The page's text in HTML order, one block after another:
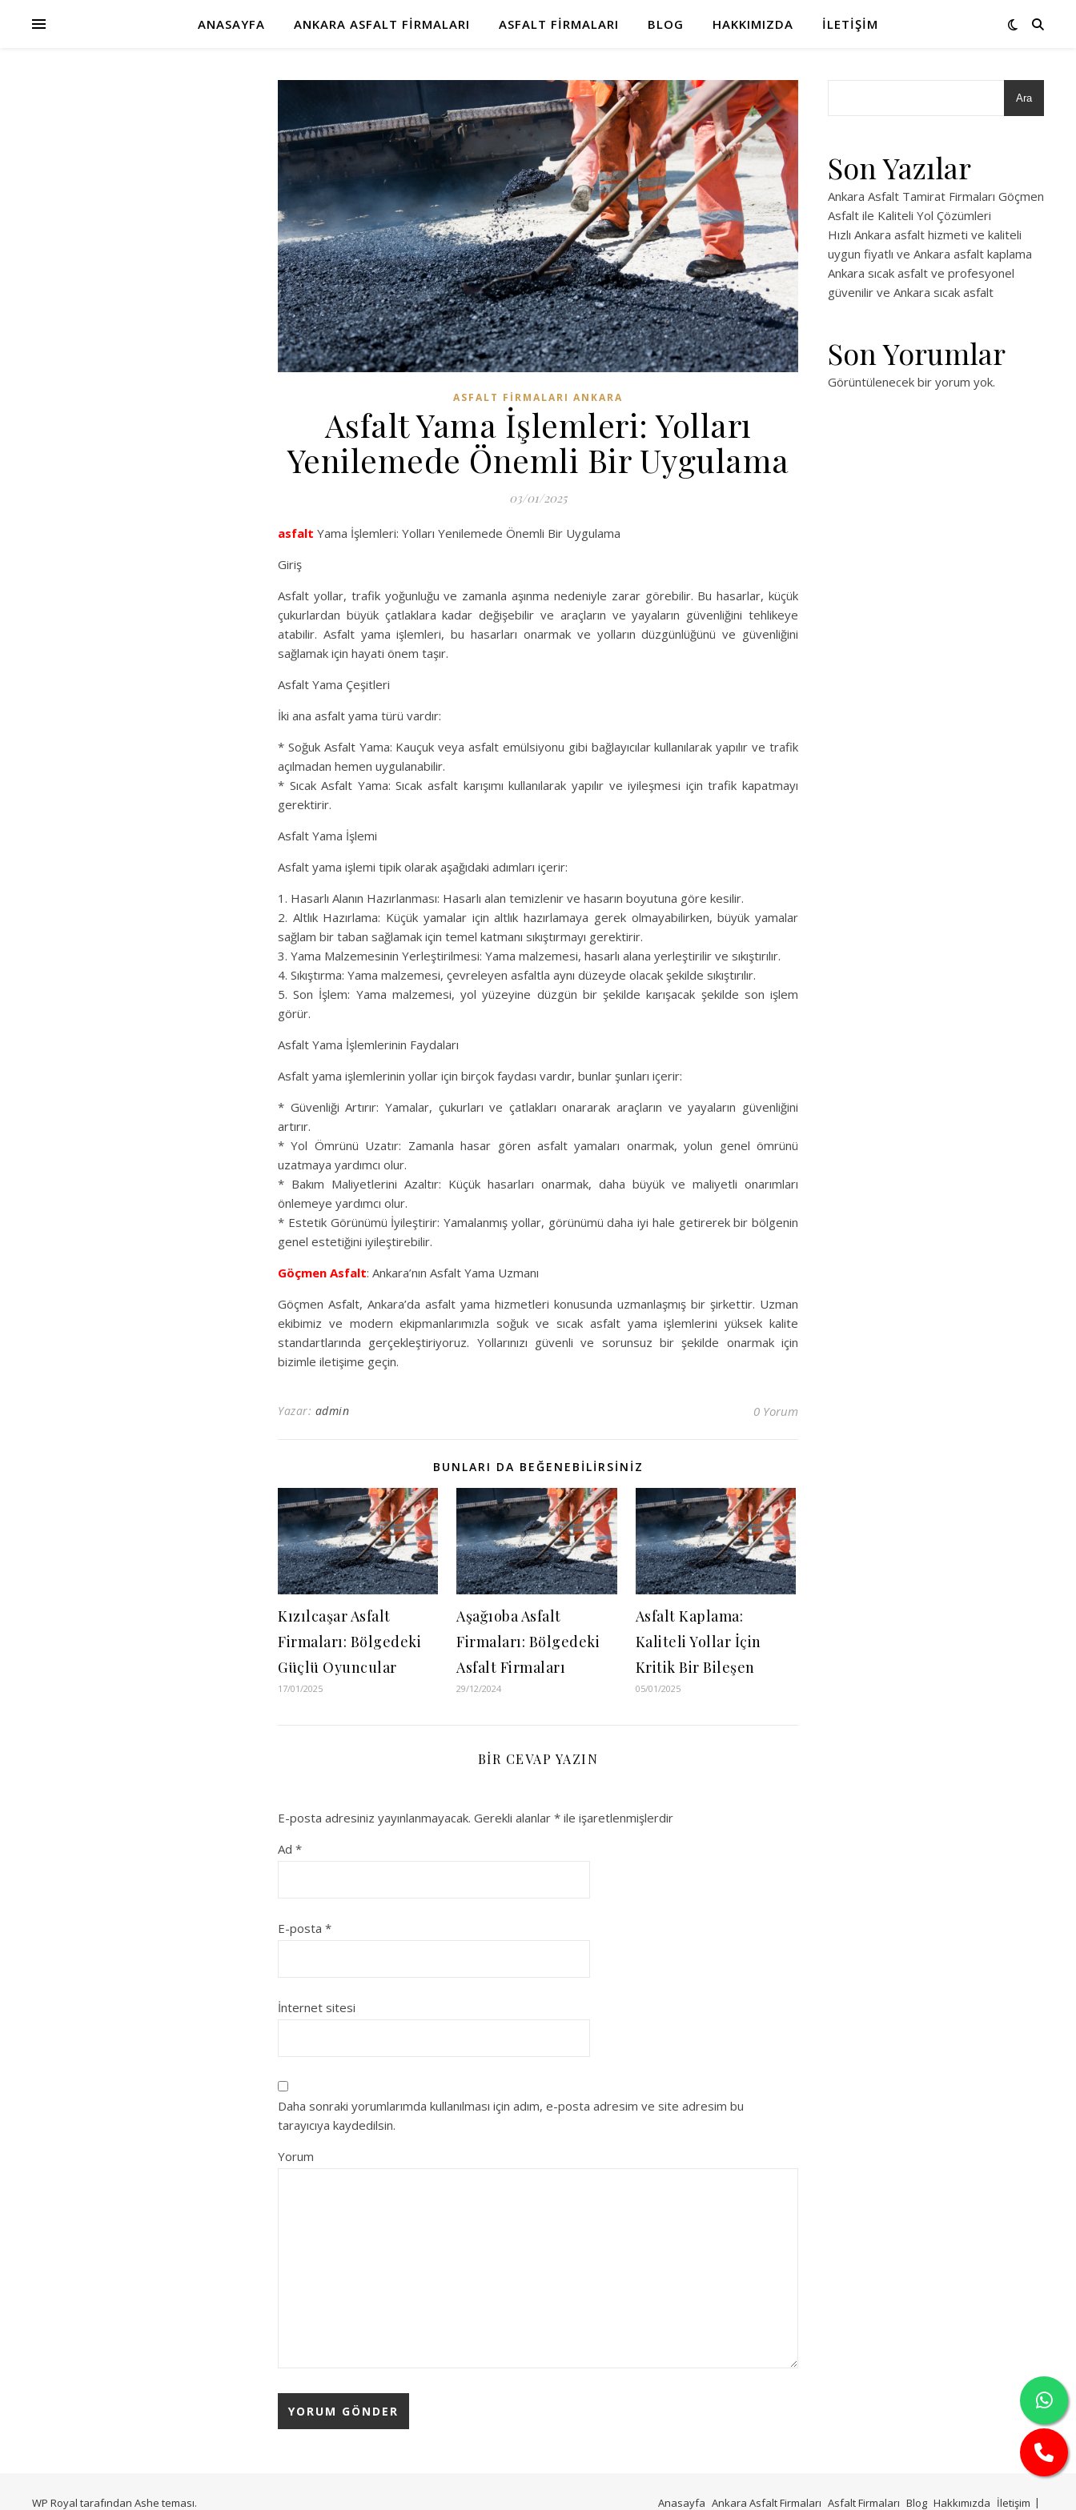
ANASAYFA ANKARA ASFALT FIRMALARI ASFALT FIRMALARI BLOG HAKKIMIZDA İLETIŞIM
ASFALT FIRMALARI ANKARA
Asfalt Yama İşlemleri: Yolları
Yenilemede Önemli Bir Uygulama
03/01/2025
asfalt Yama İşlemleri: Yolları Yenilemede Önemli Bir Uygulama
Giriş
Asfalt yollar, trafik yoğunluğu ve zamanla aşınma nedeniyle zarar görebilir. Bu hasarlar, küçük
çukurlardan büyük çatlaklara kadar değişebilir ve araçların ve yayaların güvenliğini tehlikeye
atabilir. Asfalt yama işlemleri, bu hasarları onarmak ve yolların düzgünlüğünü ve güvenliğini
sağlamak için hayati önem taşır.
Asfalt Yama Çeşitleri
İki ana asfalt yama türü vardır:
* Soğuk Asfalt Yama: Kauçuk veya asfalt emülsiyonu gibi bağlayıcılar kullanılarak yapılır ve trafik
açılmadan hemen uygulanabilir.
* Sıcak Asfalt Yama: Sıcak asfalt karışımı kullanılarak yapılır ve iyileşmesi için trafik kapatmayı
gerektirir.
Asfalt Yama İşlemi
Asfalt yama işlemi tipik olarak aşağıdaki adımları içerir:
1. Hasarlı Alanın Hazırlanması: Hasarlı alan temizlenir ve hasarın boyutuna göre kesilir.
2. Altlık Hazırlama: Küçük yamalar için altlık hazırlamaya gerek olmayabilirken, büyük yamalar
sağlam bir taban sağlamak için temel katmanı sıkıştırmayı gerektirir.
3. Yama Malzemesinin Yerleştirilmesi: Yama malzemesi, hasarlı alana yerleştirilir ve sıkıştırılır.
4. Sıkıştırma: Yama malzemesi, çevreleyen asfaltla aynı düzeyde olacak şekilde sıkıştırılır.
5. Son İşlem: Yama malzemesi, yol yüzeyine düzgün bir şekilde karışacak şekilde son işlem
görür.
Asfalt Yama İşlemlerinin Faydaları
Asfalt yama işlemlerinin yollar için birçok faydası vardır, bunlar şunları içerir:
* Güvenliği Artırır: Yamalar, çukurları ve çatlakları onararak araçların ve yayaların güvenliğini
artırır.
* Yol Ömrünü Uzatır: Zamanla hasar gören asfalt yamaları onarmak, yolun genel ömrünü
uzatmaya yardımcı olur.
* Bakım Maliyetlerini Azaltır: Küçük hasarları onarmak, daha büyük ve maliyetli onarımları
önlemeye yardımcı olur.
* Estetik Görünümü İyileştirir: Yamalanmış yollar, görünümü daha iyi hale getirerek bir bölgenin
genel estetiğini iyileştirebilir.
Göçmen Asfalt: Ankara’nın Asfalt Yama Uzmanı
Göçmen Asfalt, Ankara’da asfalt yama hizmetleri konusunda uzmanlaşmış bir şirkettir. Uzman
ekibimiz ve modern ekipmanlarımızla soğuk ve sıcak asfalt yama işlemlerini yüksek kalite
standartlarında gerçekleştiriyoruz. Yollarınızı güvenli ve sorunsuz bir şekilde onarmak için
bizimle iletişime geçin.
Yazar: admin 0 Yorum
BUNLARI DA BEĞENEBILIRSINIZ
Kızılcaşar Asfalt
Firmaları: Bölgedeki
Güçlü Oyuncular
17/01/2025
Aşağıoba Asfalt
Firmaları: Bölgedeki
Asfalt Firmaları
29/12/2024
Asfalt Kaplama:
Kaliteli Yollar İçin
Kritik Bir Bileşen
05/01/2025
BIR CEVAP YAZIN
E-posta adresiniz yayınlanmayacak. Gerekli alanlar * ile işaretlenmişlerdir
Ad *
E-posta *
İnternet sitesi
Daha sonraki yorumlarımda kullanılması için adım, e-posta adresim ve site adresim bu
tarayıcıya kaydedilsin.
Yorum
Ara
Son Yazılar
Ankara Asfalt Tamirat Firmaları Göçmen
Asfalt ile Kaliteli Yol Çözümleri
Hızlı Ankara asfalt hizmeti ve kaliteli
uygun fiyatlı ve Ankara asfalt kaplama
Ankara sıcak asfalt ve profesyonel
güvenilir ve Ankara sıcak asfalt
Son Yorumlar
Görüntülenecek bir yorum yok.
Anasayfa Ankara Asfalt Firmaları Asfalt Firmaları Blog Hakkımızda İletişim
WP Royal tarafından Ashe teması.